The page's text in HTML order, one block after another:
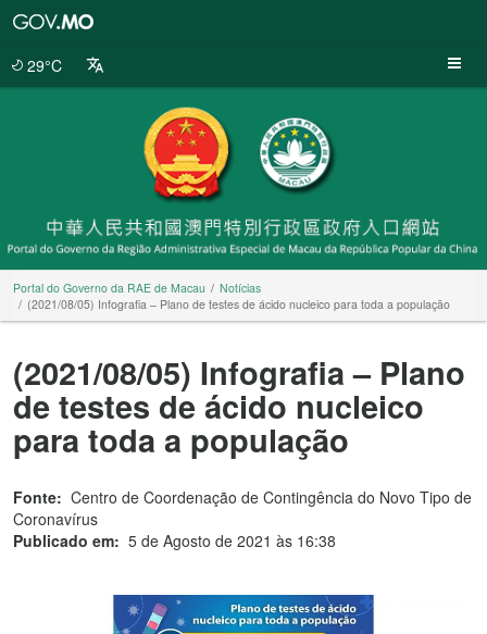
29°C
Portal do Governo da RAE de Macau
Notícias
(2021/08/05) Infografia – Plano de testes de ácido nucleico para toda a população
(2021/08/05) Infografia – Plano
de testes de ácido nucleico
para toda a população
Fonte: Centro de Coordenação de Contingência do Novo Tipo de
Coronavírus
Publicado em: 5 de Agosto de 2021 às 16:38